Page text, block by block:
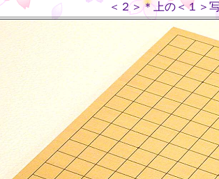
＜２＞＊上の＜１＞